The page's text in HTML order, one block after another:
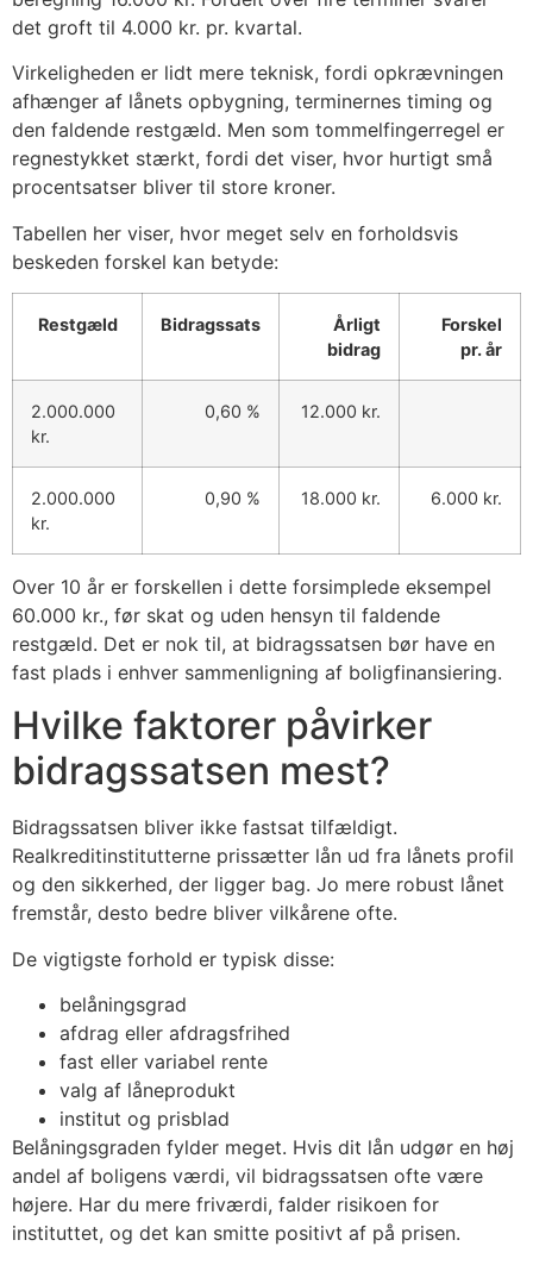
det groft til 4.000 kr. pr. kvartal.
Virkeligheden er lidt mere teknisk, fordi opkrævningen
afhænger af lånets opbygning, terminernes timing og
den faldende restgæld. Men som tommelfingerregel er
regnestykket stærkt, fordi det viser, hvor hurtigt små
procentsatser bliver til store kroner.
Tabellen her viser, hvor meget selv en forholdsvis
beskeden forskel kan betyde:
Restgæld Bidragssats
Årligt
bidrag
Forskel
pr. år
2.000.000
kr.
0,60 % 12.000 kr.
2.000.000
kr.
0,90 % 18.000 kr. 6.000 kr.
Over 10 år er forskellen i dette forsimplede eksempel
60.000 kr., før skat og uden hensyn til faldende
restgæld. Det er nok til, at bidragssatsen bør have en
fast plads i enhver sammenligning af boligfinansiering.
Hvilke faktorer påvirker
bidragssatsen mest?
Bidragssatsen bliver ikke fastsat tilfældigt.
Realkreditinstitutterne prissætter lån ud fra lånets profil
og den sikkerhed, der ligger bag. Jo mere robust lånet
fremstår, desto bedre bliver vilkårene ofte.
De vigtigste forhold er typisk disse:
belåningsgrad
afdrag eller afdragsfrihed
fast eller variabel rente
valg af låneprodukt
institut og prisblad
Belåningsgraden fylder meget. Hvis dit lån udgør en høj
andel af boligens værdi, vil bidragssatsen ofte være
højere. Har du mere friværdi, falder risikoen for
instituttet, og det kan smitte positivt af på prisen.